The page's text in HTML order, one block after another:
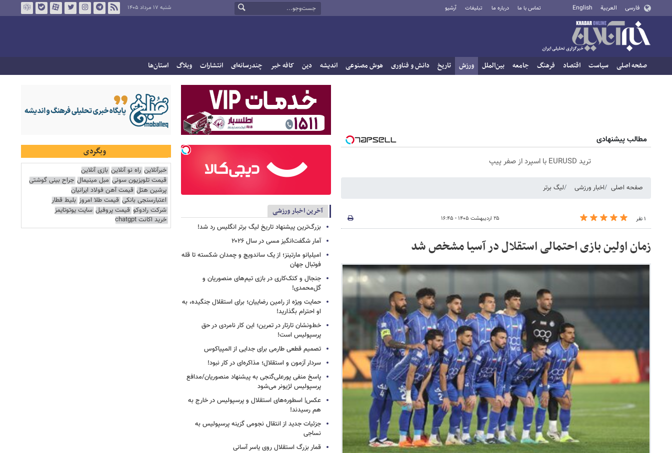
فارسی العربية English تماس با ما درباره ما تبلیغات آرشیو شنبه ۱۷ مرداد ۱۴۰۵
صفحه اصلی سیاست اقتصاد فرهنگ جامعه بین‌الملل ورزش تاریخ دانش و فناوری هوش مصنوعی اندیشه دین کافه خبر چندرسانه‌ای انتشارات وبلاگ استان‌ها
مطالب پیشنهادی
ترید EURUSD با اسپرد از صفر پیپ
صفحه اصلی اخبار ورزشی لیگ برتر
۱ نفر ۲۵ اردیبهشت ۱۴۰۵ - ۱۶:۴۵
زمان اولین بازی احتمالی استقلال در آسیا مشخص شد
آخرین اخبار ورزشی
بزرگ‌ترین پیشنهاد تاریخ لیگ برتر انگلیس رد شد!
آمار شگفت‌انگیز مسی در سال ۲۰۲۶
امیلیانو مارتینز؛ از یک ساندویچ و چمدان شکسته تا قله
فوتبال جهان
جنجال و کتک‌کاری در بازی تیم‌های منصوریان و
گل‌محمدی!
حمایت ویژه از رامین رضاییان؛ برای استقلال جنگیده، به
او احترام بگذارید!
خط‌ونشان تارتار در تمرین؛ این کار نامردی در حق
پرسپولیس است!
تصمیم قطعی طارمی برای جدایی از المپیاکوس
سردار آزمون و استقلال؛ مذاکره‌ای در کار نبود!
پاسخ منفی پورعلی‌گنجی به پیشنهاد منصوریان/مدافع
پرسپولیس لژیونر می‌شود
عکس| اسطوره‌های استقلال و پرسپولیس در خارج به
هم رسیدند!
جزئیات جدید از انتقال نجومی گزینه پرسپولیس به
نساجی
قمار بزرگ استقلال روی یاسر آسانی
وبگردی
خبرآنلاین راه نو آنلاین بازی آنلاین
قیمت تلویزیون سونی مبل مینیمال جراح بینی گوشتی
پرشین هتل قیمت آهن فولاد ایرانیان
اعتبارسنجی بانکی قیمت طلا امروز بلیط قطار
شرکت رادوکو قیمت پروفیل سایت یوتوتایمز
خرید اکانت chatgpt